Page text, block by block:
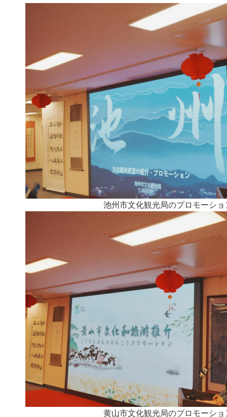
池州市文化観光局のプロモーショ
黄山市文化観光局のプロモーショ